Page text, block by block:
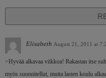
Elisabeth August 21, 2011 at
>Hyvää alkavaa viikkoa! Rakastan itse
myös suunnitellut, mutta lasten koulu